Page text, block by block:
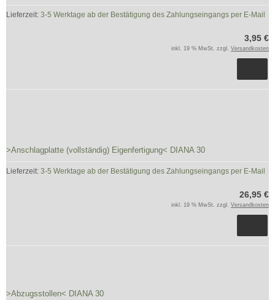
Lieferzeit: 3-5 Werktage ab der Bestätigung des Zahlungseingangs per E-Mail
3,95 €
inkl. 19 % MwSt. zzgl. Versandkosten
>Anschlagplatte (vollständig) Eigenfertigung< DIANA 30
Lieferzeit: 3-5 Werktage ab der Bestätigung des Zahlungseingangs per E-Mail
26,95 €
inkl. 19 % MwSt. zzgl. Versandkosten
>Abzugsstollen< DIANA 30